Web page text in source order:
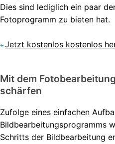
Dies sind lediglich ein paar
Fotoprogramm zu bieten hat.
Jetzt kostenlos kostenlos
Mit dem
schärfen
Zufolge eines einfachen
Bildbearbeitungsprogramms
Schritts der Bildbearbeitung